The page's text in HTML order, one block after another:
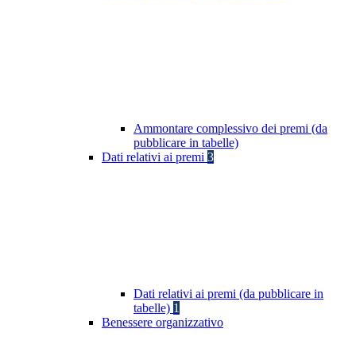
Ammontare complessivo dei premi (da
pubblicare in tabelle)
Dati relativi ai premi 3
Dati relativi ai premi (da pubblicare in
tabelle) 1
Benessere organizzativo